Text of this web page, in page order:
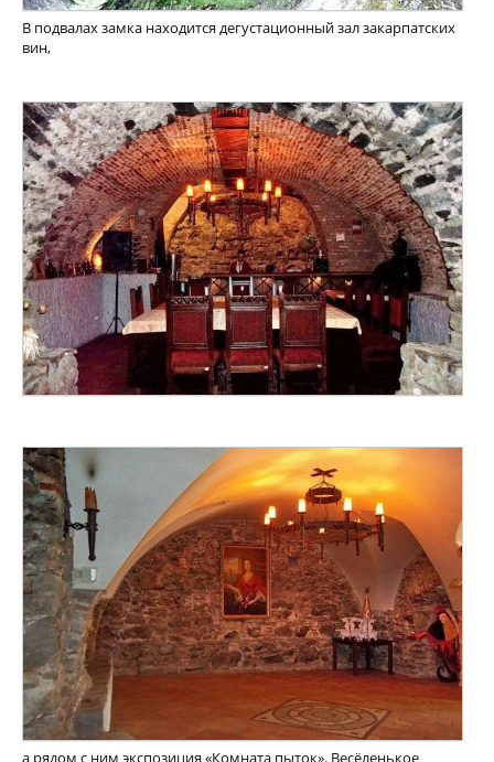
В подвалах замка находится дегустационный зал закарпатских
вин,
а рядом с ним экспозиция «Комната пыток». Весёленькое